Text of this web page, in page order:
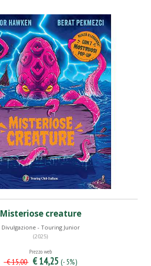
Misteriose creature
Divulgazione - Touring Junior
(2025)
Prezzo web
€ 15,00 € 14,25 (- 5%)